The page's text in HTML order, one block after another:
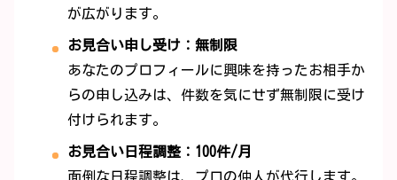
が広がります。
お見合い申し受け：無制限
あなたのプロフィールに興味を持ったお相手か
らの申し込みは、件数を気にせず無制限に受け
付けられます。
お見合い日程調整：100件/月
面倒な日程調整は、プロの仲人が代行します。